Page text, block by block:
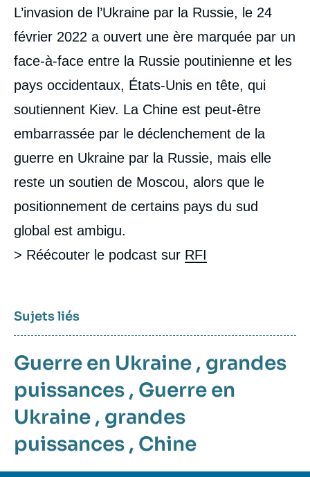
Contenu
intervention
médiatique
L’invasion de l’Ukraine par la Russie, le 24
février 2022 a ouvert une ère marquée par un
face-à-face entre la Russie poutinienne et les
pays occidentaux, États-Unis en tête, qui
soutiennent Kiev. La Chine est peut-être
embarrassée par le déclenchement de la
guerre en Ukraine par la Russie, mais elle
reste un soutien de Moscou, alors que le
positionnement de certains pays du sud
global est ambigu.
> Réécouter le podcast sur RFI
Sujets liés
Guerre en Ukraine , grandes
puissances , Guerre en
Ukraine , grandes
puissances , Chine